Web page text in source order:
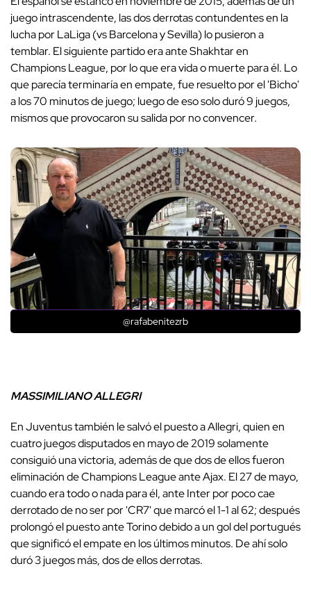
juego intrascendente, las dos derrotas contundentes en la
lucha por LaLiga (vs Barcelona y Sevilla) lo pusieron a
temblar. El siguiente partido era ante Shakhtar en
Champions League, por lo que era vida o muerte para él. Lo
que parecía terminaría en empate, fue resuelto por el 'Bicho'
a los 70 minutos de juego; luego de eso solo duró 9 juegos,
mismos que provocaron su salida por no convencer.
@rafabenitezrb
MASSIMILIANO ALLEGRI
En Juventus también le salvó el puesto a Allegri, quien en
cuatro juegos disputados en mayo de 2019 solamente
consiguió una victoria, además de que dos de ellos fueron
eliminación de Champions League ante Ajax. El 27 de mayo,
cuando era todo o nada para él, ante Inter por poco cae
derrotado de no ser por 'CR7' que marcó el 1-1 al 62; después
prolongó el puesto ante Torino debido a un gol del portugués
que significó el empate en los últimos minutos. De ahí solo
duró 3 juegos más, dos de ellos derrotas.